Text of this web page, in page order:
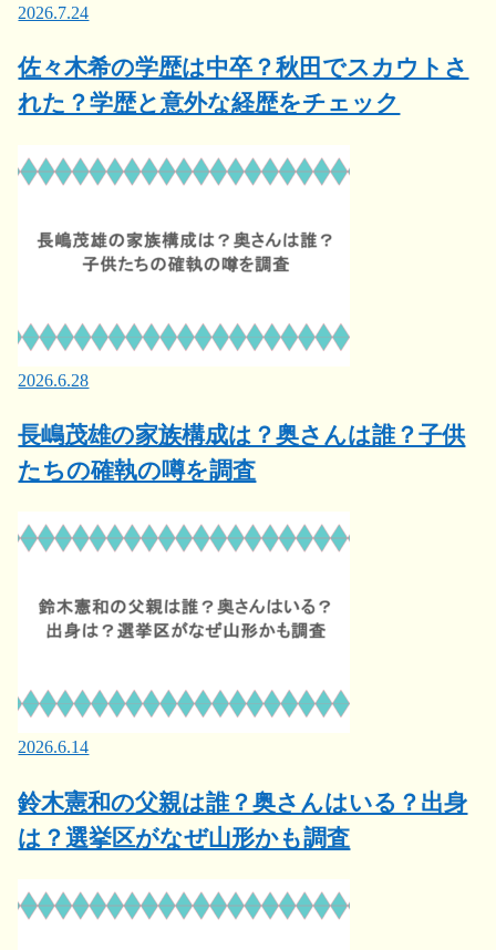
2026.7.24
佐々木希の学歴は中卒？秋田でスカウトさ
れた？学歴と意外な経歴をチェック
2026.6.28
長嶋茂雄の家族構成は？奥さんは誰？子供
たちの確執の噂を調査
2026.6.14
鈴木憲和の父親は誰？奥さんはいる？出身
は？選挙区がなぜ山形かも調査